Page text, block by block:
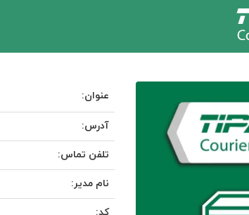
عنوان:
آدرس:
تلفن تماس:
نام مدیر: